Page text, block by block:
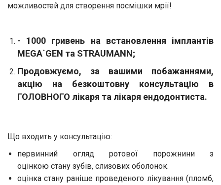
можливостей для створення посмішки мрії!
- 1000 гривень на встановлення імплантів
MEGA`GEN та STRAUMANN;
Продовжуємо, за вашими побажаннями,
акцію на безкоштовну консультацію в
ГОЛОВНОГО лікаря та лікаря ендодонтиста.
Що входить у консультацію:
первинний огляд ротової порожнини з
оцінкою стану зубів, слизових оболонок.
оцінка стану раніше проведеного лікування (пломб,